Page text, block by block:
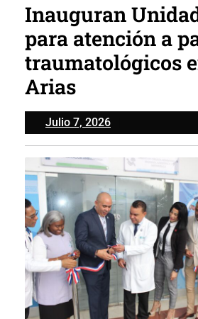
Inauguran
para atención a
traumatológicos
Arias
Julio 7, 2026Julio
7,
2026